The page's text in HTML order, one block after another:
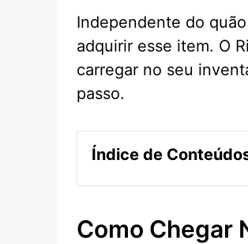
Independente do
adquirir esse item. O
carregar no seu
passo.
Índice de
Como Chegar